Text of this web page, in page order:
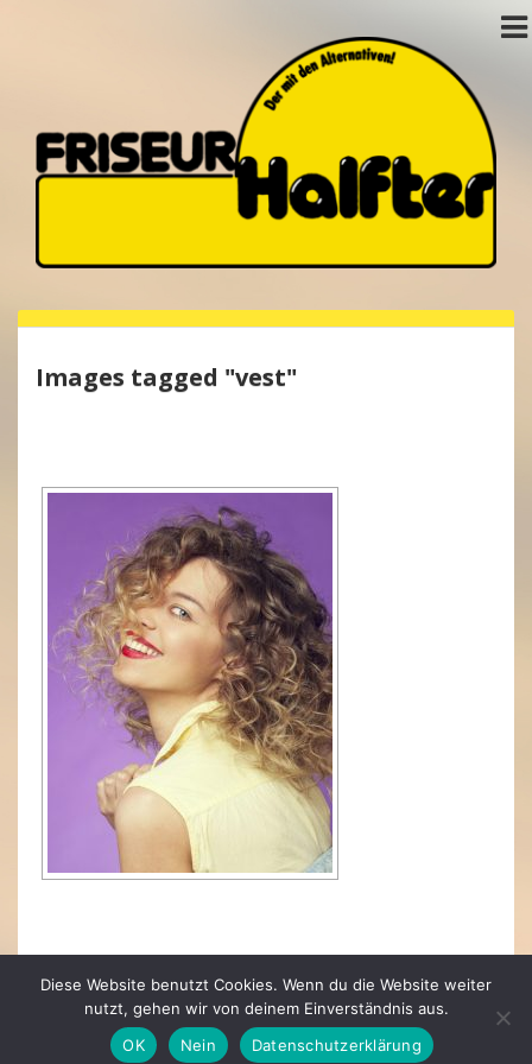
Images tagged "vest"
Diese Website benutzt Cookies. Wenn du die Website weiter
nutzt, gehen wir von deinem Einverständnis aus.
OK
Nein Datenschutzerklärung